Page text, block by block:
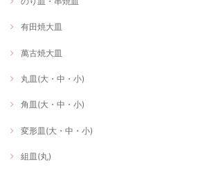
有田焼大皿
萬古焼大皿
丸皿(大・中・小)
角皿(大・中・小)
変形皿(大・中・小)
組皿(丸)